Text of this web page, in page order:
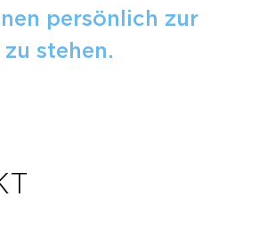
persönlich zur
stehen.